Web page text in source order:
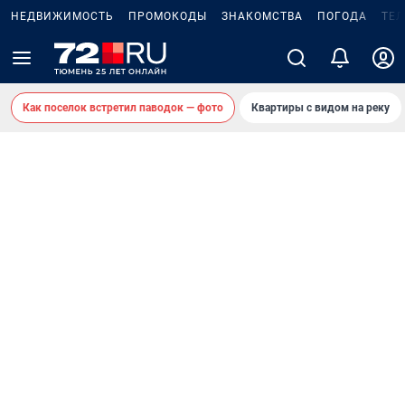
НЕДВИЖИМОСТЬ ПРОМОКОДЫ ЗНАКОМСТВА ПОГОДА
Как поселок встретил паводок — фото Квартиры с видом на реку